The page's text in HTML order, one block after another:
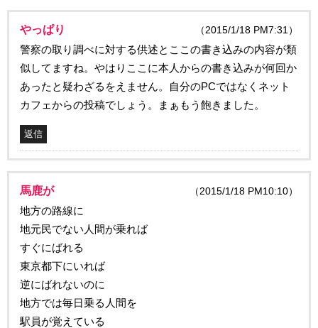
やっぱり （2015/1/18 PM7:31）
警察の取り調べに対する供述とここの書き込みの内容が類
似してますね。やはりここに本人からの書き込みが何回か
あったと疑わざるをえません。自分のPCではなくネット
カフェからの投稿でしょう。まぁもう飽きました。
返信
馬鹿が （2015/1/18 PM10:10）
地方の路線に
地元民でない人間が乗れば
すぐにばれる
東京都下にいれば
逆にばれないのに
地方では毎日乗る人間を
駅員が覚えている